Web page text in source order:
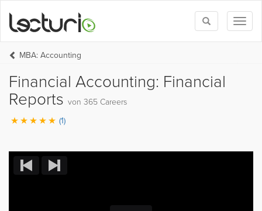
Toggle
search
MBA: Accounting
Financial Accounting: Financial
Reports von 365 Careers
(1)